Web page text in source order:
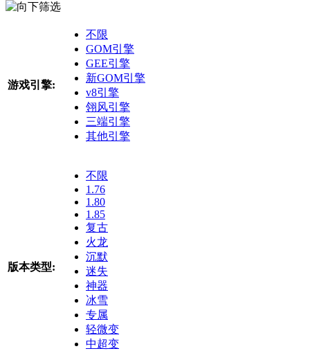
筛选
游戏引擎:
不限
GOM引擎
GEE引擎
新GOM引擎
v8引擎
翎风引擎
三端引擎
其他引擎
版本类型:
不限
1.76
1.80
1.85
复古
火龙
沉默
迷失
神器
冰雪
专属
轻微变
中超变